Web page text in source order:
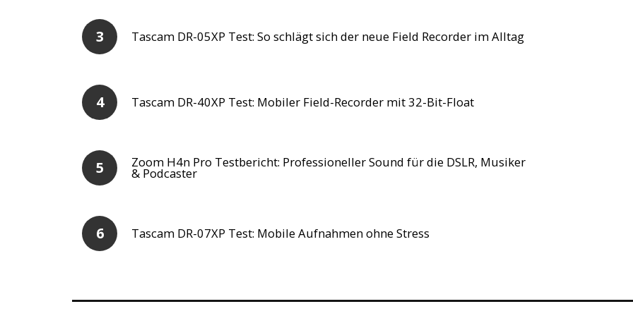
Tascam DR-05XP Test: So schlägt sich der neue Field Recorder im Alltag
Tascam DR-40XP Test: Mobiler Field-Recorder mit 32-Bit-Float
Zoom H4n Pro Testbericht: Professioneller Sound für die DSLR, Musiker
& Podcaster
Tascam DR-07XP Test: Mobile Aufnahmen ohne Stress